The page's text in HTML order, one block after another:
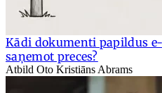
Kādi dokumenti papildus
saņemot preces?
Atbild Oto Kristiāns Abrams